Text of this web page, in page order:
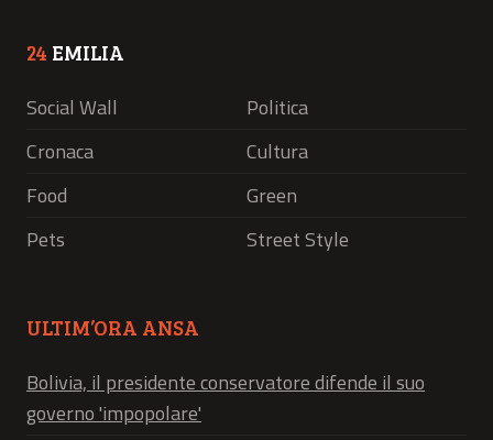
24 EMILIA
Social Wall
Politica
Cronaca
Cultura
Food
Green
Pets
Street Style
ULTIM’ORA ANSA
Bolivia, il presidente conservatore difende il suo
governo 'impopolare'